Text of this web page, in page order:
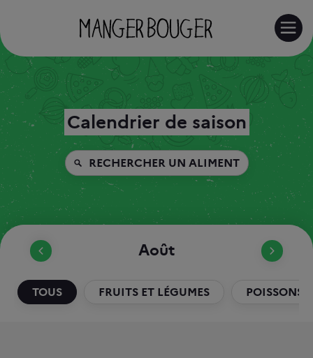
Calendrier de saison
RECHERCHER UN ALIMENT
Août
TOUS FRUITS ET LÉGUMES POISSONS